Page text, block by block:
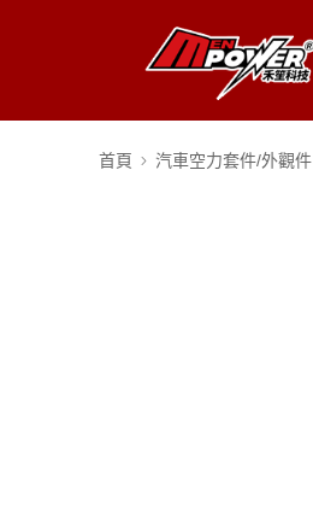
首頁 汽車空力套件/外觀件